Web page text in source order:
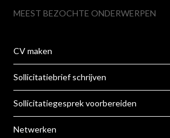
MEEST BEZOCHTE ONDERWERPEN
CV maken
Sollicitatiebrief schrijven
Sollicitatiegesprek voorbereiden
Netwerken